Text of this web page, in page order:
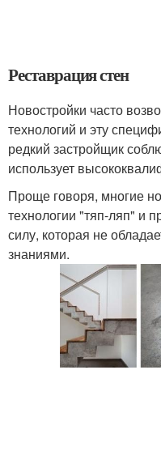
Реставрация стен
Новостройки часто
технологий и эту
редкий застройщик
использует
Проще говоря, многие
технологии "тяп-ляп" и
силу, которая не
знаниями.